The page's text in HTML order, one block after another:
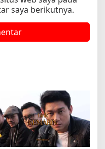
saya berikutnya.